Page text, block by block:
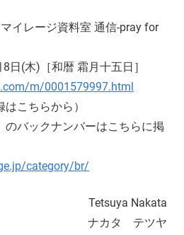
イレージ資料室 通信-pray for
(木)［和暦 霜月十五日］
m/0001579997.html
こちらから）
バックナンバーはこちらに掲
category/br/
Tetsuya Nakata
ナカタ テツヤ